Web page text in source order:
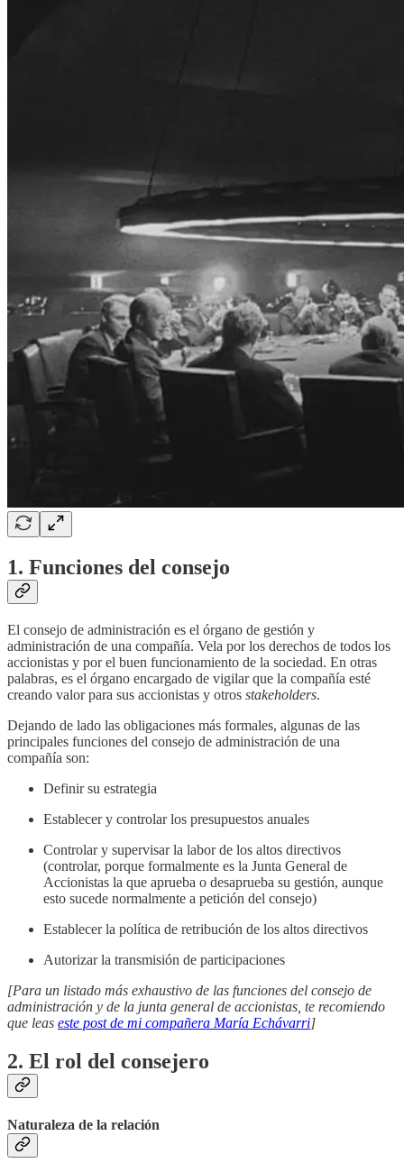
1. Funciones del consejo
El consejo de administración es el órgano de gestión y
administración de una compañía. Vela por los derechos de todos los
accionistas y por el buen funcionamiento de la sociedad. En otras
palabras, es el órgano encargado de vigilar que la compañía esté
creando valor para sus accionistas y otros stakeholders.
Dejando de lado las obligaciones más formales, algunas de las
principales funciones del consejo de administración de una
compañía son:
Definir su estrategia
Establecer y controlar los presupuestos anuales
Controlar y supervisar la labor de los altos directivos
(controlar, porque formalmente es la Junta General de
Accionistas la que aprueba o desaprueba su gestión, aunque
esto sucede normalmente a petición del consejo)
Establecer la política de retribución de los altos directivos
Autorizar la transmisión de participaciones
[Para un listado más exhaustivo de las funciones del consejo de
administración y de la junta general de accionistas, te recomiendo
que leas este post de mi compañera María Echávarri]
2. El rol del consejero
Naturaleza de la relación